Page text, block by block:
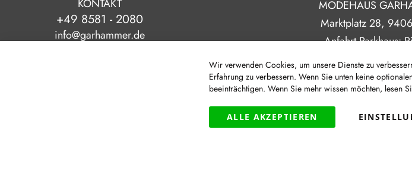
KONTAKT
+49 8581 - 2080
info@garhammer.de
MODEHAUS
Marktplatz 28,
Anfahrt Parkhaus:
© Modehaus Garhammer GmbH | Newsletter | Impressum |
VERTRAG
Wir verwenden Cookies, um unsere Dienste zu
Erfahrung zu verbessern. Wenn Sie unten keine
beeinträchtigen. Wenn Sie mehr wissen möchten, lesen
ALLE AKZEPTIEREN